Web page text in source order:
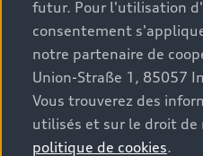
futur. Pour l'utilisation
consentement
notre partenaire de
Union-Straße 1, 85057
Vous trouverez des
utilisés et sur le droit de
politique de cookies.